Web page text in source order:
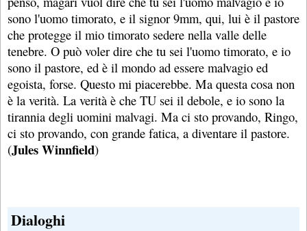
sono l'uomo timorato, e il signor 9mm, qui, lui è il pastore
che protegge il mio timorato sedere nella valle delle
tenebre. O può voler dire che tu sei l'uomo timorato, e io
sono il pastore, ed è il mondo ad essere malvagio ed
egoista, forse. Questo mi piacerebbe. Ma questa cosa non
è la verità. La verità è che TU sei il debole, e io sono la
tirannia degli uomini malvagi. Ma ci sto provando, Ringo,
ci sto provando, con grande fatica, a diventare il pastore.
(Jules Winnfield)
Dialoghi